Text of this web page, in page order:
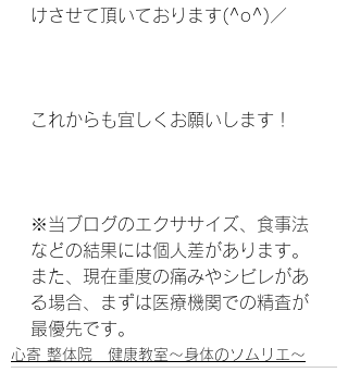
けさせて頂いております(^o^)／
これからも宜しくお願いします！
※当ブログのエクササイズ、食事法
などの結果には個人差があります。
また、現在重度の痛みやシビレがあ
る場合、まずは医療機関での精査が
最優先です。
心寄 整体院 健康教室～身体のソムリエ～